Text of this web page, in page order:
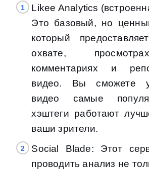
Likee Analytics
Это базовый, но
который
охвате,
комментариях и
видео. Вы сможете
видео самые
хэштеги работают
ваши зрители.
Social Blade: Этот
проводить анализ не